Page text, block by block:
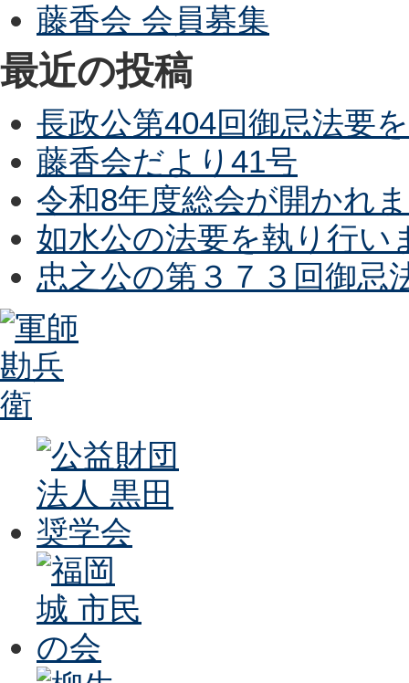
藤香会 会員募集
最近の投稿
長政公第404回御忌法要
藤香会だより41号
令和8年度総会が開かれ
如水公の法要を執り行い
忠之公の第３７３回御忌